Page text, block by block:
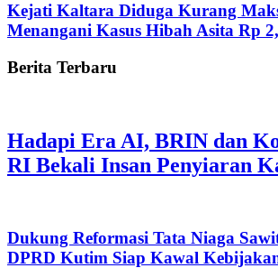
Kejati Kaltara Diduga Kurang
Menangani Kasus Hibah Asita Rp
Berita Terbaru
Hadapi Era AI, BRIN dan
RI Bekali Insan Penyiaran
Dukung Reformasi Tata Niaga
DPRD Kutim Siap Kawal